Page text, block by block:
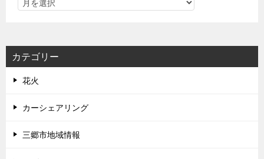
カテゴリー
花火
カーシェアリング
三郷市地域情報